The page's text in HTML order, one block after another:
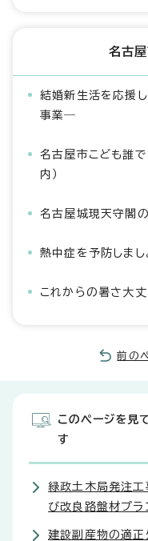
名古
結婚新生活を応援
事業―
名古屋市こども誰
内）
名古屋城現天守閣
熱中症を予防しまし
これからの暑さ大
前の
このページを見
す
緑政土木局発注工
び改良路盤材プラ
建設副産物の適